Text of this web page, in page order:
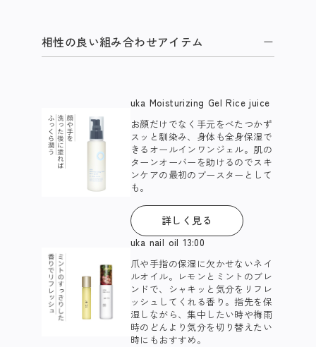
相性の良い組み合わせアイテム
uka Moisturizing Gel Rice juice
お顔だけでなく手元をべたつかず
スッと馴染み、身体も全身保湿で
きるオールインワンジェル。肌の
ターンオーバーを助けるのでスキ
ンケアの最初のブースターとして
も。​
詳しく見る
uka nail oil 13:00
爪や手指の保湿に欠かせないネイ
ルオイル。​ レモンとミントのブレ
ンドで、シャキッと気分をリフレ
ッシュしてくれる香り。指先を保
湿しながら、集中したい時や梅雨
時のどんより気分を切り替えたい
時にもおすすめ。​